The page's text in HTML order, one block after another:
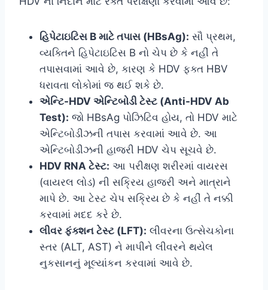
હિપેટાઇટિસ B માટે તપાસ (HBsAg): સૌ પ્રથમ,
વ્યક્તિને હિપેટાઇટિસ B નો ચેપ છે કે નહીં તે
તપાસવામાં આવે છે, કારણ કે HDV ફક્ત HBV
ધરાવતા લોકોમાં જ થઈ શકે છે.
એન્ટિ-HDV એન્ટિબોડી ટેસ્ટ (Anti-HDV Ab
Test): જો HBsAg પોઝિટિવ હોય, તો HDV માટે
એન્ટિબોડીઝની તપાસ કરવામાં આવે છે. આ
એન્ટિબોડીઝની હાજરી HDV ચેપ સૂચવે છે.
HDV RNA ટેસ્ટ: આ પરીક્ષણ શરીરમાં વાયરસ
(વાયરલ લોડ) ની સક્રિય હાજરી અને માત્રાને
માપે છે. આ ટેસ્ટ ચેપ સક્રિય છે કે નહીં તે નક્કી
કરવામાં મદદ કરે છે.
લીવર ફંક્શન ટેસ્ટ (LFT): લીવરના ઉત્સેચકોના
સ્તર (ALT, AST) ને માપીને લીવરને થયેલ
નુકસાનનું મૂલ્યાંકન કરવામાં આવે છે.